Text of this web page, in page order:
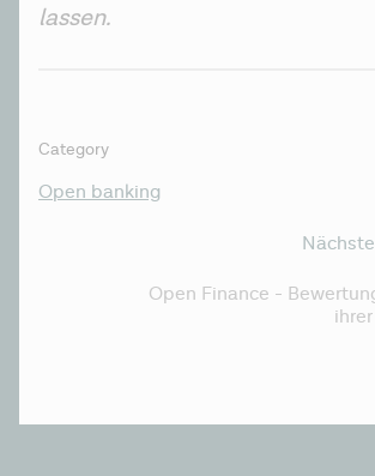
lassen.
Category
Open banking
Open Finance -